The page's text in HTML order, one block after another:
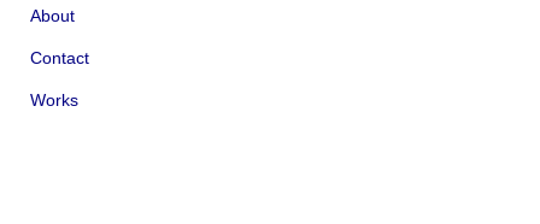
About
Contact
Works